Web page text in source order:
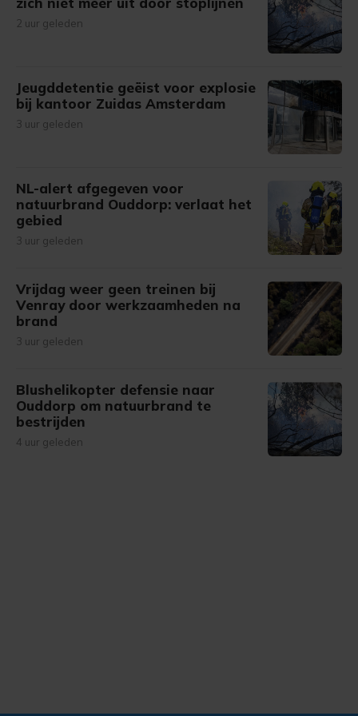
2 uur geleden
Jeugddetentie geëist voor explosie
bij kantoor Zuidas Amsterdam
3 uur geleden
NL-alert afgegeven voor
natuurbrand Ouddorp: verlaat het
gebied
3 uur geleden
Vrijdag weer geen treinen bij
Venray door werkzaamheden na
brand
3 uur geleden
Blushelikopter defensie naar
Ouddorp om natuurbrand te
bestrijden
4 uur geleden